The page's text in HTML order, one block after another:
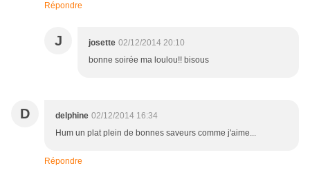
Répondre
J josette 02/12/2014 20:10
bonne soirée ma loulou!! bisous
D delphine 02/12/2014 16:34
Hum un plat plein de bonnes saveurs comme j'aime...
Répondre